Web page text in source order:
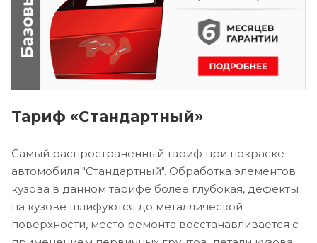
Тариф «Стандартный»
Самый распространенный тариф при покраске
автомобиля "Стандартный". Обработка элементов
кузова в данном тарифе более глубокая, дефекты
на кузове шлифуются до металлической
поверхности, место ремонта восстанавливается с